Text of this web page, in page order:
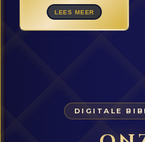
LEES MEER
DIGITALE